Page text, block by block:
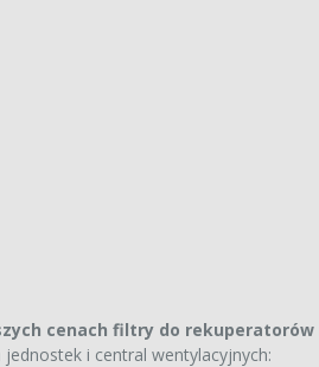
cenach filtry do rekuperatorów
i central wentylacyjnych: